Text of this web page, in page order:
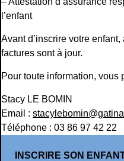
l’enfant
Avant d’inscrire votre
factures sont à jour.
Pour toute information, vous
Stacy LE BOMIN
Email :
Téléphone : 03 86 97 42 22
INSCRIRE SON